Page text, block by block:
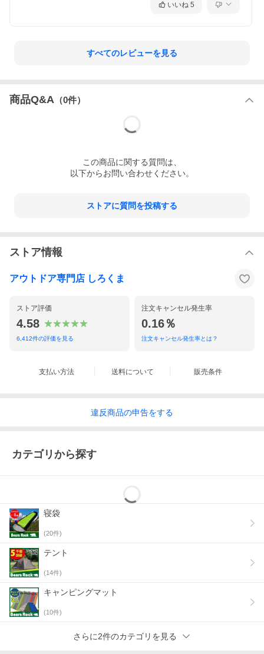
いいね 5
すべてのレビューを見る
商品Q&A （0件）
この商品に関する質問は、
以下からお問い合わせください。
ストアに質問を投稿する
ストア情報
アウトドア専門店 しろくま
ストア評価
4.58
6,412件の評価を見る
注文キャンセル発生率
0.16％
注文キャンセル発生率とは？
支払い方法 送料について 販売条件
違反商品の申告をする
カテゴリから探す
寝袋
(20件)
テント
(14件)
キャンピングマット
(10件)
さらに2件のカテゴリを見る